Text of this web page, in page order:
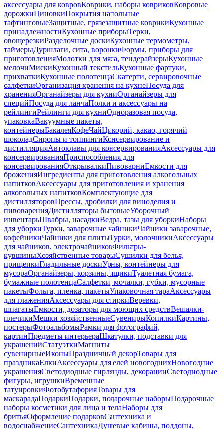
аксессуары для ковровКоврики, наборы ковриковКовровые
дорожкиЦиновкиПокрытия напольные
тафтинговыеЗащитные, грязезащитные коврикиКухонные
принадлежностиКухонные приборыТерки,
овощерезкиРазделочные доскиКухонные термометры,
таймерыДуршлаги, сита, воронкиФормы, приборы для
приготовленияМолотки для мяса, тендерайзерыКухонные
мелочиМискиКухонный текстильКухонные фартуки,
прихваткиКухонные полотенцаСкатерти, сервировочные
салфеткиОрганизация хранения на кухнеПосуда для
храненияОрганайзеры для кухниОрганайзеры для
специйПосуда для ланчаПолки и аксессуары на
рейлингиРейлинги для кухниОдноразовая посуда,
упаковкаВакуумные пакеты,
контейнерыБакалеяКофеЧайЦикорий, какао, горячий
шоколадСиропы и топпингиКонсервирование и
дистилляцияАвтоклавы для консервированияАксессуары для
консервированияПриспособления для
консервированияОткрывалкиПивоварниЕмкости для
броженияИнгредиенты для приготовления алкогольных
напитковАксессуары для приготовления и хранения
алкогольных напитковКомплектующие для
дистилляторовПрессы, дробилки для виноделия и
пивоваренияДистилляторы бытовыеУборочный
инвентарьШвабры, насадкиВедра, тазы для уборкиНаборы
для уборкиТурки, заварочные чайникиЧайники заварочные,
кофейникиЧайники для плитыТурки, молочникиАксессуары
для чайников, электрочайниковФильтры-
кувшиныХозяйственные товарыСушилки для белья,
прищепкиГладильные доскиУрны, контейнеры для
мусораОрганайзеры, корзины, ящикиТуалетная бумага,
бумажные полотенцаСалфетки, мочалки, губки, мусорные
пакетыФольга, пленка, пакетыУпаковочная тараАксессуары
для глаженияАксессуары для стиркиВеревки,
шпагатыЕмкости, дозаторы для моющих средствВешалки-
плечикиМешки хозяйственныеСувенирыКопилкиКартины,
постерыФотоальбомыРамки для фотографий,
картинПредметы интерьераШкатулки, подставки для
украшенийСтатуэткиМагниты
сувенирныеИконыПраздничный декорТовары для
праздникаЕлкиАксессуары для елей новогоднихНовогодние
украшенияСветодиодные гирлянды, декорацииСветодиодные
фигуры, игрушкиВременные
татуировкиФотобутафорияТовары для
маскарадаПодаркиПодарки, подарочные наборыПодарочные
наборы косметики для лица и телаНаборы для
бритьяОформление подарковСантехника и
водоснабжениеСантехникаДушевые кабины, поддоны,